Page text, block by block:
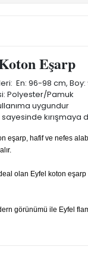
Eşarp
En: 96-98 cm,
Polyester/Pamuk
uygundur
sayesinde
eşarp, hafif ve nefes
olan Eyfel koton
görünümü ile Eyfel